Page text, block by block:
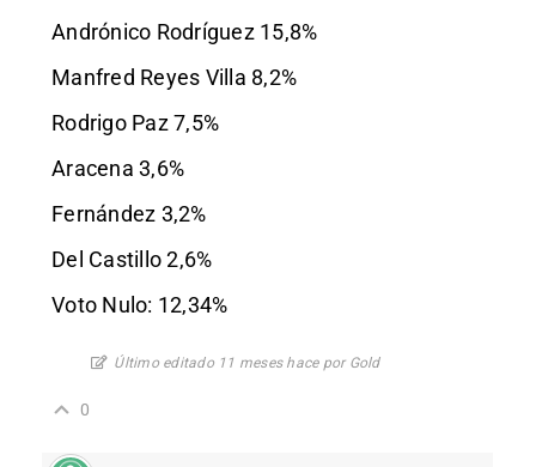
Andrónico Rodríguez 15,8%
Manfred Reyes Villa 8,2%
Rodrigo Paz 7,5%
Aracena 3,6%
Fernández 3,2%
Del Castillo 2,6%
Voto Nulo: 12,34%
Último editado 11 meses hace por Gold
0